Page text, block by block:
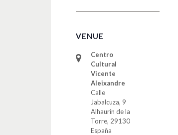
VENUE
Centro
Cultural
Vicente
Aleixandre
Calle
Jabalcuza, 9
Alhaurín de la
Torre, 29130
España